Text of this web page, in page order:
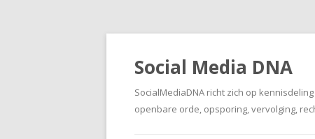
Social Media DNA
SocialMediaDNA richt zich op
openbare orde, opsporing, vervolging,